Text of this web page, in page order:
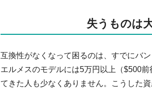
失うものは
互換性がなくなって困るのは、すでにバ
エルメスのモデルには5万円以上（$500
てきた人も少なくありません。こうした